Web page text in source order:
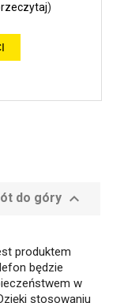
)
do góry 
produktem
będzie
w
stosowaniu